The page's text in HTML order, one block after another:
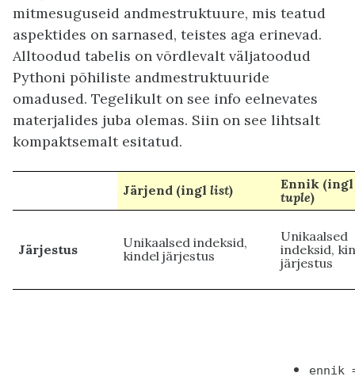
mitmesuguseid andmestruktuure, mis teatud
aspektides on sarnased, teistes aga erinevad.
Alltoodud tabelis on võrdlevalt väljatoodud
Pythoni põhiliste andmestruktuuride
omadused. Tegelikult on see info eelnevates
materjalides juba olemas. Siin on see lihtsalt
kompaktsemalt esitatud.
Järjend (ingllist)
Ennik (ingl
tuple)
Järjestus
Unikaalsed indeksid,
kindel järjestus
Unikaalsed
indeksid,
järjestus
ennik